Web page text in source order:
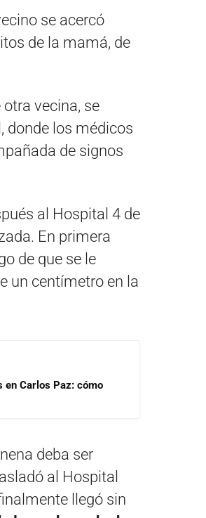
se acercó
de la mamá, de
vecina, se
donde los médicos
de signos
al Hospital 4 de
En primera
de que se le
un centímetro en la
en Carlos Paz: cómo
deba ser
al Hospital
llegó sin